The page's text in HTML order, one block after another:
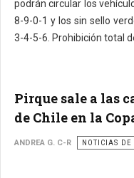
podrán circular los
8-9-0-1 y los sin sello
3-4-5-6. Prohibición total
Pirque sale a las
de Chile en la
ANDREA G. C-R NOTICIAS DE